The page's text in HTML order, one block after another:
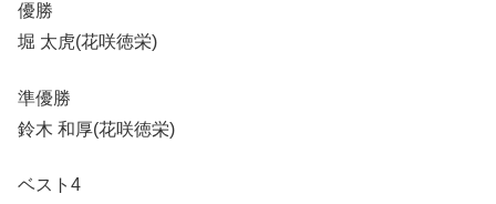
優勝
堀 太虎(花咲徳栄)
準優勝
鈴木 和厚(花咲徳栄)
ベスト4